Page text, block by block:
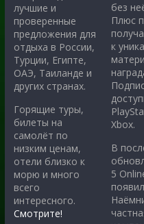
лучшие и
проверенные
предложения для
отдыха в России,
Турции, Египте,
ОАЭ, Таиланде и
других странах.
Горящие туры,
билеты на
самолёт по
низким ценам,
отели близко к
морю и много
всего
интересного.
Смотрите!
без
Плюс
к
Xbox.
В
5